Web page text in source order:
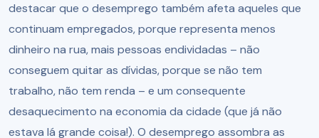
destacar que o desemprego também afeta aqueles que
continuam empregados, porque representa menos
dinheiro na rua, mais pessoas endividadas – não
conseguem quitar as dívidas, porque se não tem
trabalho, não tem renda – e um consequente
desaquecimento na economia da cidade (que já não
estava lá grande coisa!). O desemprego assombra as